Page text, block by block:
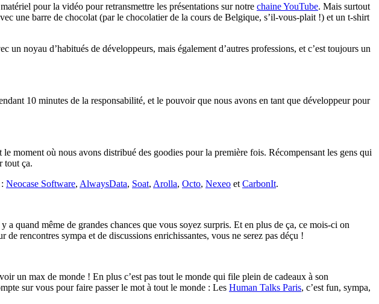
pour la vidéo pour retransmettre les présentations sur notre chaine YouTube. Mais surtout
une barre de chocolat (par le chocolatier de la cours de Belgique, s’il-vous-plait !) et un t-shirt
noyau d’habitués de développeurs, mais également d’autres professions, et c’est toujours un
10 minutes de la responsabilité, et le pouvoir que nous avons en tant que développeur pour
moment où nous avons distribué des goodies pour la première fois. Récompensant les gens qui
tout ça.
Neocase Software, AlwaysData, Soat, Arolla, Octo, Nexeo et CarbonIt.
quand même de grandes chances que vous soyez surpris. Et en plus de ça, ce mois-ci on
rencontres sympa et de discussions enrichissantes, vous ne serez pas déçu !
un max de monde ! En plus c’est pas tout le monde qui file plein de cadeaux à son
sur vous pour faire passer le mot à tout le monde : Les Human Talks Paris, c’est fun, sympa,